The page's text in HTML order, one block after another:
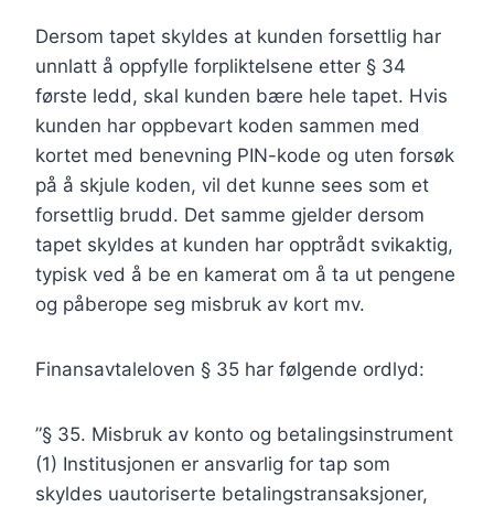
Dersom tapet skyldes at kunden forsettlig har
unnlatt å oppfylle forpliktelsene etter § 34
første ledd, skal kunden bære hele tapet. Hvis
kunden har oppbevart koden sammen med
kortet med benevning PIN-kode og uten forsøk
på å skjule koden, vil det kunne sees som et
forsettlig brudd. Det samme gjelder dersom
tapet skyldes at kunden har opptrådt svikaktig,
typisk ved å be en kamerat om å ta ut pengene
og påberope seg misbruk av kort mv.
Finansavtaleloven § 35 har følgende ordlyd:
”§ 35. Misbruk av konto og betalingsinstrument
(1) Institusjonen er ansvarlig for tap som
skyldes uautoriserte betalingstransaksjoner,